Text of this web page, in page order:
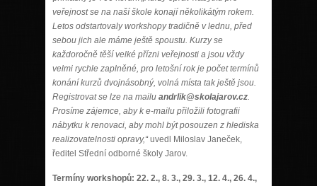
veřejnost se na naší škole konají několikátým rokem.
Letos odstartovaly workshopy tradičně v lednu, před
sebou jich ale máme ještě spoustu. Kurzy se
každoročně těší velké přízni veřejnosti a jsou vždy
velmi rychle zaplněné, pro letošní rok je počet termínů
konání kurzů dvojnásobný, volná místa tak ještě jsou.
Registrovat se lze na mailu andrlik@skolajarov.cz.
Prosíme zájemce, aby k e-mailu přiložili fotografii
nábytku k renovaci, aby mohl být posouzen z hlediska
realizovatelnosti opravy,“uvedl Miloslav Janeček,
ředitel Střední odborné školy Jarov.
Termíny workshopů: 22. 2., 8. 3., 29. 3., 12. 4., 26. 4.,